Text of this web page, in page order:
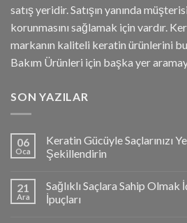
satış yeridir. Satışın yanında
korunmasını sağlamak için vardır.
markanın kaliteli keratin ürünlerini
Bakım Ürünleri için başka yer
SON YAZILAR
06
Oca
Keratin Gücüyle Saçlarınızı
Şekillendirin
21
Ara
Sağlıklı Saçlara Sahip Olmak
İpuçları